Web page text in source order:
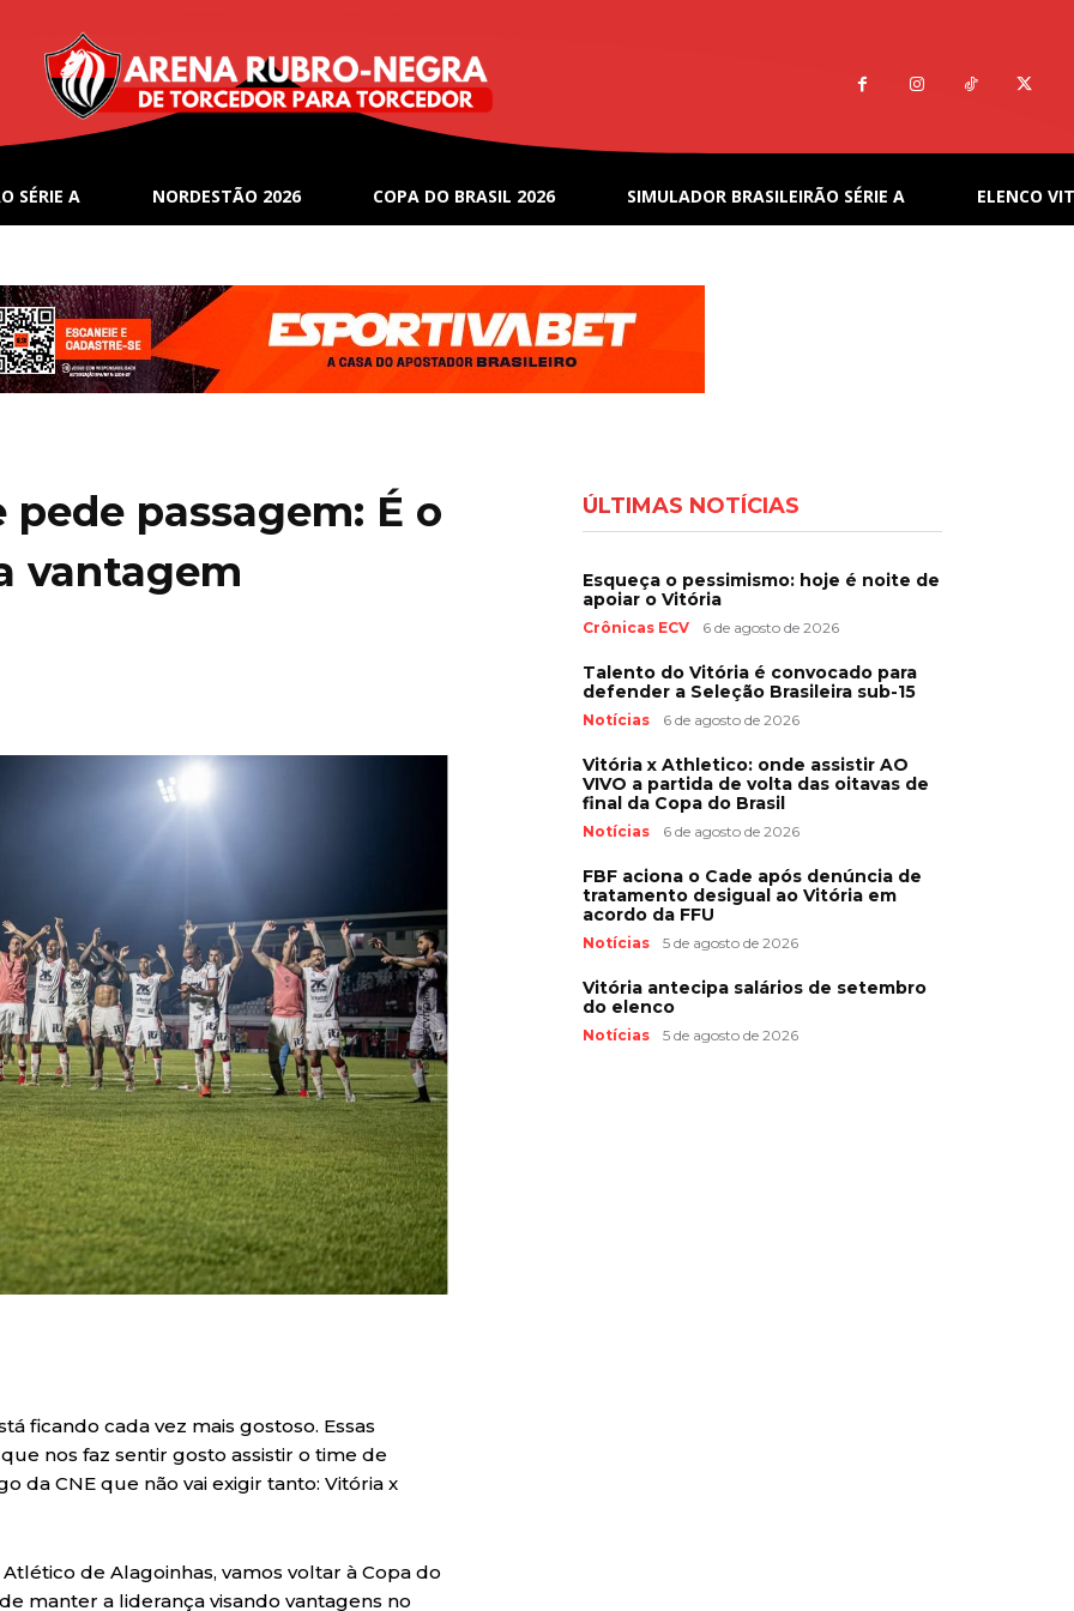
SÉRIE A NORDESTÃO 2026 COPA DO BRASIL 2026 SIMULADOR BRASILEIRÃO SÉRIE A ELENCO
passagem: É o
vantagem
ficando cada vez mais gostoso. Essas
nos faz sentir gosto assistir o time de
da CNE que não vai exigir tanto: Vitória x
de Alagoinhas, vamos voltar à Copa do
manter a liderança visando vantagens no
ÚLTIMAS NOTÍCIAS
Esqueça o pessimismo: hoje é noite de
apoiar o Vitória
Crônicas ECV 6 de agosto de 2026
Talento do Vitória é convocado para
defender a Seleção Brasileira sub-15
Notícias 6 de agosto de 2026
Vitória x Athletico: onde assistir AO
VIVO a partida de volta das oitavas de
final da Copa do Brasil
Notícias 6 de agosto de 2026
FBF aciona o Cade após denúncia de
tratamento desigual ao Vitória em
acordo da FFU
Notícias 5 de agosto de 2026
Vitória antecipa salários de setembro
do elenco
Notícias 5 de agosto de 2026